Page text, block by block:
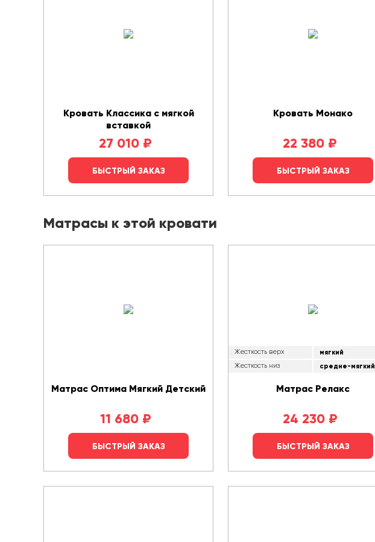
Кровать Классика с мягкой
вставкой
27 010 ₽
БЫСТРЫЙ ЗАКАЗ
Кровать Монако
22 380 ₽
БЫСТРЫЙ ЗАКАЗ
Матрасы к этой кровати
Матрас Оптима Мягкий Детский
11 680 ₽
БЫСТРЫЙ ЗАКАЗ
Жесткость верх мягкий
Жесткость низ средне-мягкий
Матрас Релакс
24 230 ₽
БЫСТРЫЙ ЗАКАЗ